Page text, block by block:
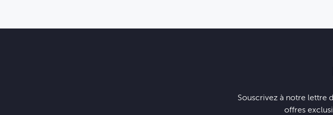
Souscrivez à notre lettre
offres